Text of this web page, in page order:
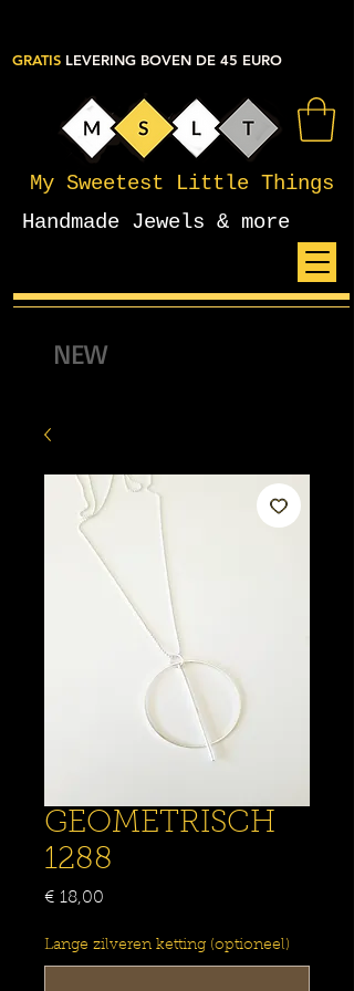
My Sweetest Little Things
Handmade Jewels & more
GRATIS LEVERING BOVEN DE 45 EURO
NEW
GEOMETRISCH
1288
€ 18,00
Lange zilveren ketting (optioneel)